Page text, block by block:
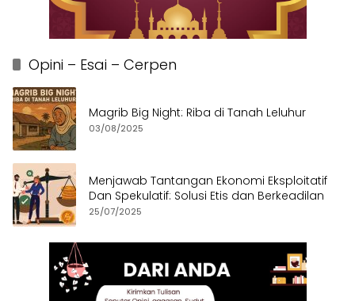
Opini – Esai – Cerpen
Magrib Big Night: Riba di Tanah Leluhur
03/08/2025
Menjawab Tantangan Ekonomi Eksploitatif
Dan Spekulatif: Solusi Etis dan Berkeadilan
25/07/2025